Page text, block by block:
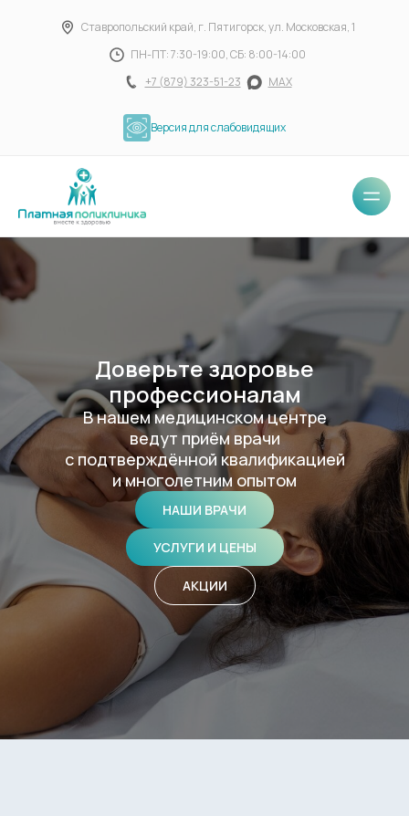
​Ставропольский край, г. Пятигорск, ул. Московская, 1
ПН-ПТ: 7:30-19:00, СБ: 8:00-14:00
+7 (879) 323-51-23
MAX
Версия для слабовидящих
Доверьте здоровье
профессионалам
В нашем медицинском центре
ведут приём врачи
с подтверждённой квалификацией
и многолетним опытом
НАШИ ВРАЧИ
УСЛУГИ И ЦЕНЫ
АКЦИИ